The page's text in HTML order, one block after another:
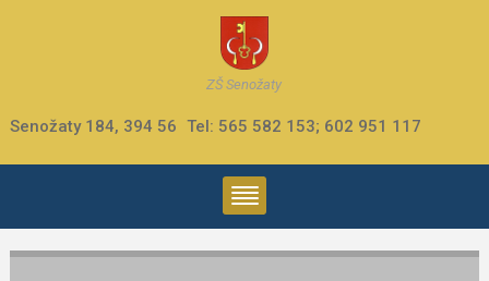
ZŠ Senožaty
Senožaty 184, 394 56 Tel: 565 582 153; 602 951 117